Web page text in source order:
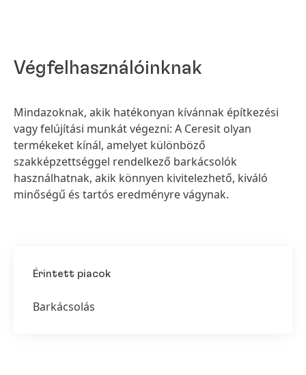
Végfelhasználóinknak
Mindazoknak, akik hatékonyan kívánnak építkezési
vagy felújítási munkát végezni: A Ceresit olyan
termékeket kínál, amelyet különböző
szakképzettséggel rendelkező barkácsolók
használhatnak, akik könnyen kivitelezhető, kiváló
minőségű és tartós eredményre vágynak.
Érintett piacok
Barkácsolás